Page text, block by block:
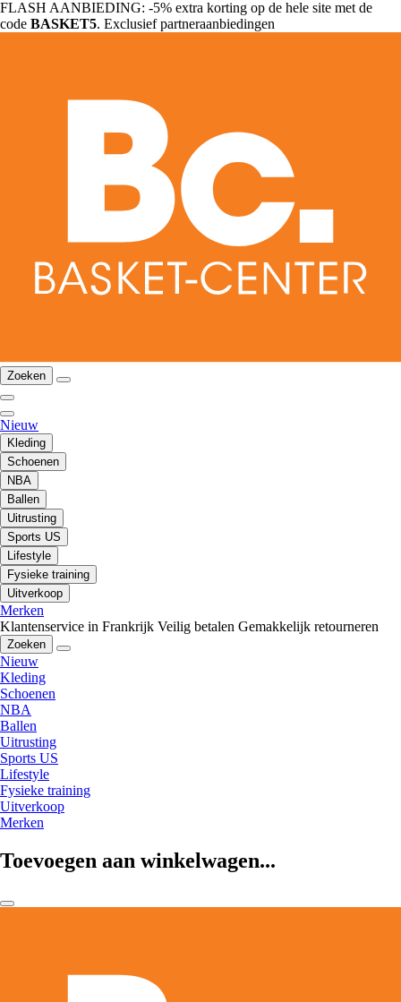
FLASH AANBIEDING: -5% extra korting op de hele site met de
code BASKET5. Exclusief partneraanbiedingen
Zoeken
Nieuw
Kleding
Schoenen
NBA
Ballen
Uitrusting
Sports US
Lifestyle
Fysieke training
Uitverkoop
Merken
Klantenservice in Frankrijk Veilig betalen Gemakkelijk retourneren
Zoeken
Nieuw
Kleding
Schoenen
NBA
Ballen
Uitrusting
Sports US
Lifestyle
Fysieke training
Uitverkoop
Merken
Toevoegen aan winkelwagen...